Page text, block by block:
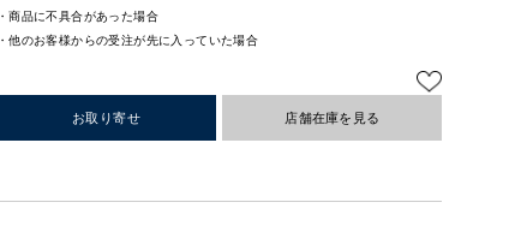
お取り寄せ
・商品に不具合があった場合
・他のお客様からの受注が先に入っていた場合
店舗在庫を見る